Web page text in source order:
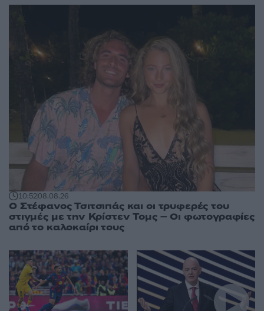
10:5208.08.26
Ο Στέφανος Τσιτσιπάς και οι τρυφερές του
στιγμές με την Κρίστεν Τομς – Οι φωτογραφίες
από το καλοκαίρι τους